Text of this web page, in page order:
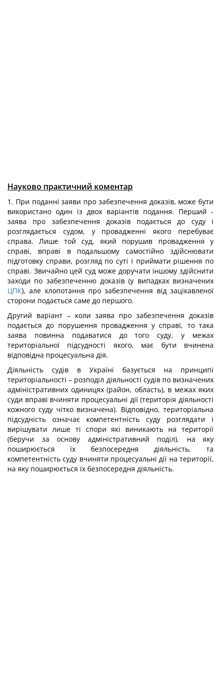
Науково практичний коментар
1. При поданні заяви про забезпечення доказів, може бути
використано один із двох варіантів подання. Перший -
заява про забезпечення доказів подається до суду і
розглядається судом, у провадженні якого перебуває
справа. Лише той суд, який порушив провадження у
справі, вправі в подальшому самостійно здійснювати
підготовку справи, розгляд по суті і приймати рішення по
справі. Звичайно цей суд може доручати іншому здійснити
заходи по забезпеченню доказів (у випадках визначених
ЦПК), але клопотання про забезпечення від зацікавленої
сторони подається саме до першого.
Другий варіант – коли заява про забезпечення доказів
подається до порушення провадження у справі, то така
заява повинна подаватися до того суду, у межах
територіальної підсудності якого, має бути вчинена
відповідна процесуальна дія.
Діяльність судів в Україні базується на принципі
територіальності – розподіл діяльності судів по визначених
адміністративних одиницях (район, область), в межах яких
суди вправі вчиняти процесуальні дії (територія діяльності
кожного суду чітко визначена). Відповідно, територіальна
підсудність означає компетентність суду розглядати і
вирішувати лише ті спори які виникають на території
(беручи за основу адміністративний поділ), на яку
поширюється їх безпосередня діяльність, та
компетентність суду вчиняти процесуальні дії на території,
на яку поширюється їх безпосередня діяльність.